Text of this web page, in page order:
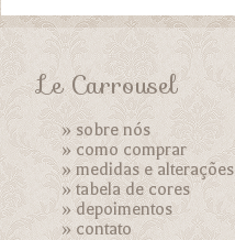
Le Carrousel
»sobre nós
»como comprar
»medidas e alterações
»tabela de cores
»depoimentos
»contato